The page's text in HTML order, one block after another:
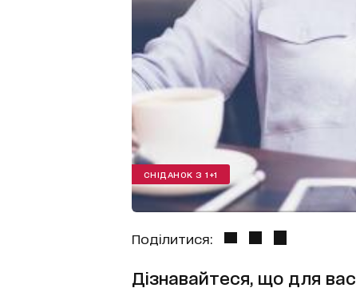
СНІДАНОК З 1+1
Поділитися:
Дізнавайтеся, що для вас